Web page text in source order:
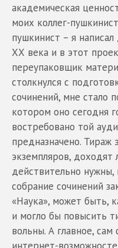
академическая
моих коллег-
пушкинист – я
ХХ века и в этот
переупаковщик
столкнулся с
сочинений, мне стало
котором оно сегодня
востребовано той
предназначено. Тираж
экземпляров,
действительно
собрание сочинений
«Наука», может быть,
и могло бы повысить
вольны. А главное,